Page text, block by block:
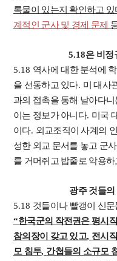
록물이 있는지 확인하고 있
계적인 군사 및 경제 문제
5.18은 비정
5.18 역사에 대한 분석에
을 선동하고 있다. 미 대사
과의 접촉을 통해 날아다
이는 정보가 아니다. 미국
이다. 외교조직이 사계의
성한 외교 문서를 놓고 군
를 거머쥐고 밥줄로 악용
광주 것들의
5.18 것들이나 빨갱이 신
“한국군의 작전권은 평시
참의장이 갖고 있고, 전시
모 침투, 간첩들의 소규모